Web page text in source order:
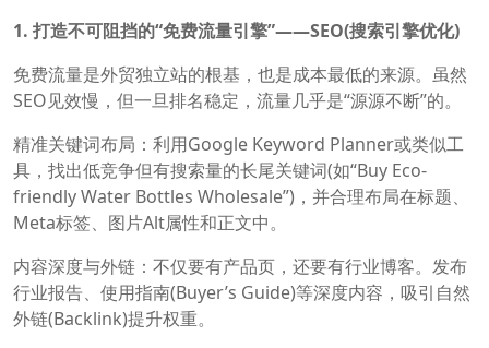
1. 打造不可阻挡的“免费流量引擎”——SEO(搜索引擎优化)
免费流量是外贸独立站的根基，也是成本最低的来源。虽然
SEO见效慢，但一旦排名稳定，流量几乎是“源源不断”的。
精准关键词布局：利用Google Keyword Planner或类似工
具，找出低竞争但有搜索量的长尾关键词(如“Buy Eco-
friendly Water Bottles Wholesale”)，并合理布局在标题、
Meta标签、图片Alt属性和正文中。
内容深度与外链：不仅要有产品页，还要有行业博客。发布
行业报告、使用指南(Buyer’s Guide)等深度内容，吸引自然
外链(Backlink)提升权重。